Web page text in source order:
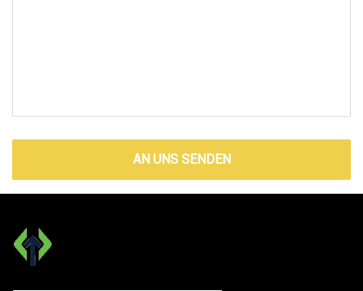
AN UNS SENDEN